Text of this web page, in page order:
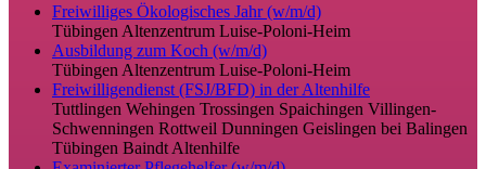
Freiwilliges Ökologisches Jahr (w/m/d)
Tübingen Altenzentrum Luise-Poloni-Heim
Ausbildung zum Koch (w/m/d)
Tübingen Altenzentrum Luise-Poloni-Heim
Freiwilligendienst (FSJ/BFD) in der Altenhilfe
Tuttlingen Wehingen Trossingen Spaichingen Villingen-
Schwenningen Rottweil Dunningen Geislingen bei Balingen
Tübingen Baindt Altenhilfe